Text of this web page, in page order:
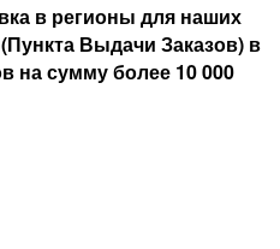
в регионы для наших
Выдачи Заказов) в
на сумму более 10 000